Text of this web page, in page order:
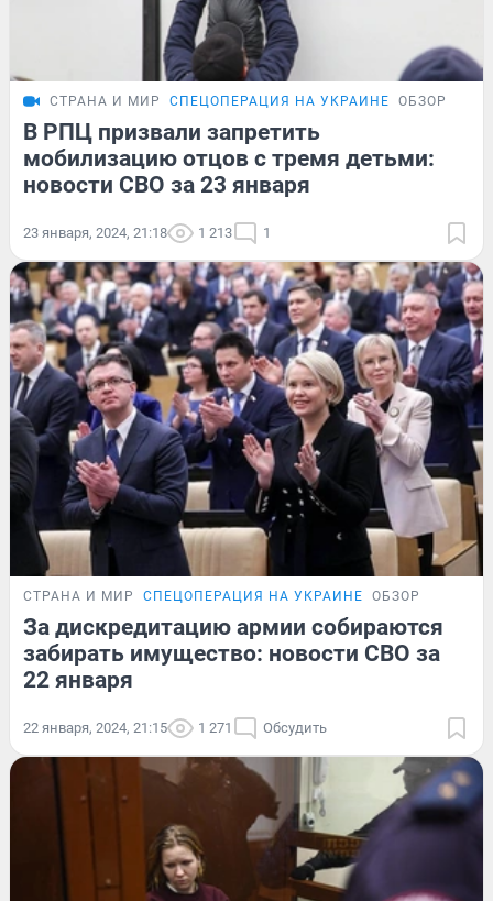
СТРАНА И МИР СПЕЦОПЕРАЦИЯ НА УКРАИНЕ ОБЗОР
В РПЦ призвали запретить
мобилизацию отцов с тремя детьми:
новости СВО за 23 января
23 января, 2024, 21:18 1 213 1
СТРАНА И МИР СПЕЦОПЕРАЦИЯ НА УКРАИНЕ ОБЗОР
За дискредитацию армии собираются
забирать имущество: новости СВО за
22 января
22 января, 2024, 21:15 1 271 Обсудить